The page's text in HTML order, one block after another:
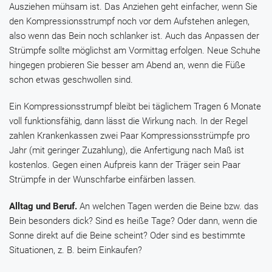
Ausziehen mühsam ist. Das Anziehen geht einfacher, wenn Sie
den Kompressionsstrumpf noch vor dem Aufstehen anlegen,
also wenn das Bein noch schlanker ist. Auch das Anpassen der
Strümpfe sollte möglichst am Vormittag erfolgen. Neue Schuhe
hingegen probieren Sie besser am Abend an, wenn die Füße
schon etwas geschwollen sind.
Ein Kompressionsstrumpf bleibt bei täglichem Tragen 6 Monate
voll funktionsfähig, dann lässt die Wirkung nach. In der Regel
zahlen Krankenkassen zwei Paar Kompressionsstrümpfe pro
Jahr (mit geringer Zuzahlung), die Anfertigung nach Maß ist
kostenlos. Gegen einen Aufpreis kann der Träger sein Paar
Strümpfe in der Wunschfarbe einfärben lassen.
Alltag und Beruf. An welchen Tagen werden die Beine bzw. das
Bein besonders dick? Sind es heiße Tage? Oder dann, wenn die
Sonne direkt auf die Beine scheint? Oder sind es bestimmte
Situationen, z. B. beim Einkaufen?